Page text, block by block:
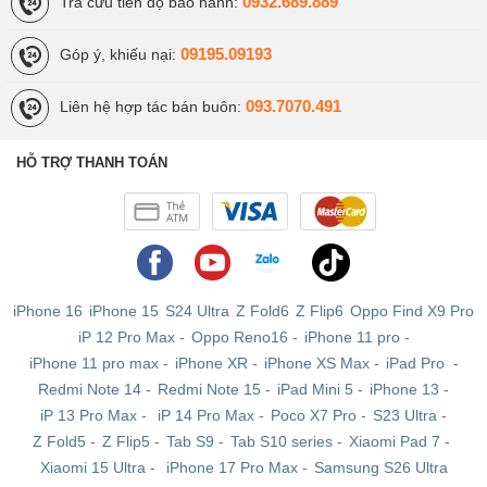
đáng kể. Hơn nữa, ngày nay những chiếc iPhone Lock
đã có thể sử dụng hoàn toàn tại thị trường Việt Nam mà
không gặp phải quá nhiều lỗi vặt trong quá trình sử dụng
nhờ những thế hệ SIM ghép mới ưu việt.
Chính vì thế, nếu bạn muốn mua một chiếc iPhone giá
Lock sẽ là lựa chọn thích hợp nhất! Khi mua bạn sẽ
được nhân viên kĩ thuật hỗ trợ ghép SIM trực tiếp, cho
nên bạn có thể yên tâm mang về sử dụng.
iPhone CPO
iPhone CPO là những chiếc máy được Apple thu hồi
có được chất lượng tương đương với máy mới mà mức
giá phải hợp lí, rẻ hơn. Đặc biệt, khi xuất xưởng, iPhone
Góp ý, khiếu nại: 09195.09193
Liên hệ hợp tác bán buôn: 093.7070.491
HỖ TRỢ THANH TOÁN
iPhone 16 iPhone 15 S24 Ultra Z Fold6 Z Flip6 Oppo Find X9 Pro
iP 12 Pro Max- Oppo Reno16 - iPhone 11 pro-
iPhone 11 pro max- iPhone XR - iPhone XS Max- iPad Pro -
Redmi Note 14 - Redmi Note 15 - iPad Mini 5 - iPhone 13 -
iP 13 Pro Max - iP 14 Pro Max - Poco X7 Pro - S23 Ultra -
Z Fold5 - Z Flip5 - Tab S9 - Tab S10 series - Xiaomi Pad 7 -
Xiaomi 15 Ultra - iPhone 17 Pro Max- Samsung S26 Ultra